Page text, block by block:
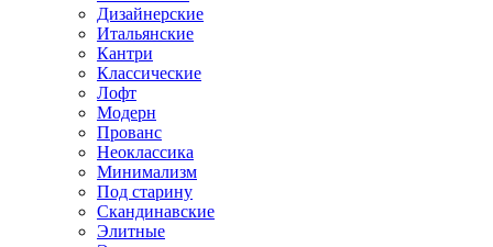
Дизайнерские
Итальянские
Кантри
Классические
Лофт
Модерн
Прованс
Неоклассика
Минимализм
Под старину
Скандинавские
Элитные